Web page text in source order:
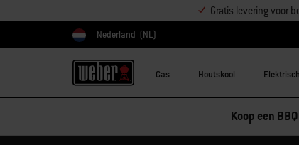
Gratis levering voor
Kies land
Nederland (NL)
Gas Houtskool
Koop een